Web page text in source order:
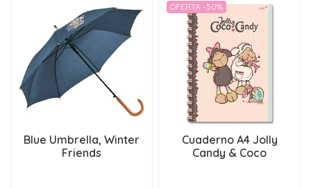
Blue Umbrella, Winter
Friends
OFERTA -50%
Cuaderno A4 Jolly
Candy & Coco